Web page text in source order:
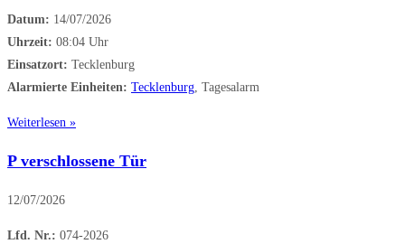
Datum: 14/07/2026
Uhrzeit: 08:04 Uhr
Einsatzort: Tecklenburg
Alarmierte Einheiten: Tecklenburg, Tagesalarm
Weiterlesen »
P verschlossene Tür
12/07/2026
Lfd. Nr.: 074-2026